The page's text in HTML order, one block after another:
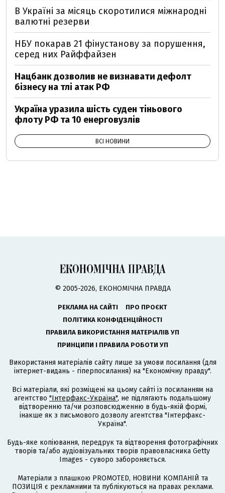
В Україні за місяць скоротилися міжнародні
валютні резерви
НБУ покарав 21 фінустанову за порушення,
серед них Райффайзен
Нацбанк дозволив не визнавати дефолт
бізнесу на тлі атак РФ
Україна уразила шість суден тіньового
флоту РФ та 10 енерговузлів
ВСІ НОВИНИ
© 2005-2026, ЕКОНОМІЧНА ПРАВДА
РЕКЛАМА НА САЙТІ
ПРО ПРОЄКТ
ПОЛІТИКА КОНФІДЕНЦІЙНОСТІ
ПРАВИЛА ВИКОРИСТАННЯ МАТЕРІАЛІВ УП
ПРИНЦИПИ І ПРАВИЛА РОБОТИ УП
Використання матеріалів сайту лише за умови посилання (для
інтернет-видань - гіперпосилання) на "Економічну правду".
Всі матеріали, які розміщені на цьому сайті із посиланням на
агентство "Інтерфакс-Україна", не підлягають подальшому
відтворенню та/чи розповсюдженню в будь-якій формі,
інакше як з письмового дозволу агентства "Інтерфакс-
Україна".
Будь-яке копіювання, передрук та відтворення фотографічних
творів та/або аудіовізуальних творів правовласника Getty
Images - суворо забороняється.
Матеріали з плашкою PROMOTED, НОВИНИ КОМПАНІЙ та
ПОЗИЦІЯ є рекламними та публікуються на правах реклами.